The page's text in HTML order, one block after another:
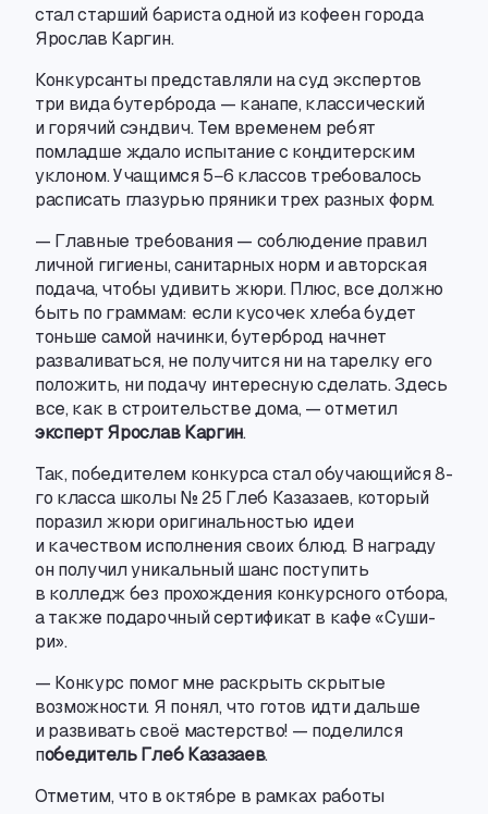
стал старший бариста одной из кофеен города
Ярослав Каргин.
Конкурсанты представляли на суд экспертов
три вида бутерброда — канапе, классический
и горячий сэндвич. Тем временем ребят
помладше ждало испытание с кондитерским
уклоном. Учащимся 5−6 классов требовалось
расписать глазурью пряники трех разных форм.
— Главные требования — соблюдение правил
личной гигиены,санитарных норм и авторская
подача, чтобы удивить жюри. Плюс, все должно
быть по граммам: если кусочек хлеба будет
тоньше самой начинки,бутерброд начнет
разваливаться, не получится ни на тарелку его
положить, ни подачу интересную сделать. Здесь
все, как в строительстве дома, — отметил
эксперт Ярослав Каргин.
Так, победителем конкурса стал обучающийся 8-
го класса школы № 25 Глеб Казазаев, который
поразил жюри оригинальностью идеи
и качеством исполнения своих блюд. В награду
он получил уникальный шанс поступить
в колледж без прохождения конкурсного отбора,
а также подарочный сертификат в кафе «Суши-
ри».
— Конкурс помог мне раскрыть скрытые
возможности. Я понял, что готов идти дальше
и развивать своё мастерство! — поделился
победитель Глеб Казазаев.
Отметим, что в октябре в рамках работы